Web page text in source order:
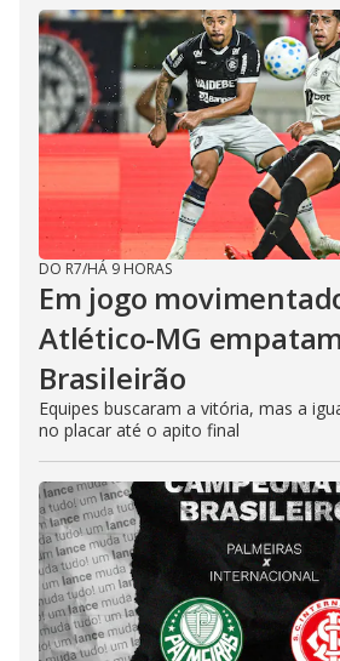
DO R7/HÁ 9 HORAS
Em jogo
Atlético-MG
Brasileirão
Equipes buscaram a vitória, mas a
no placar até o apito final